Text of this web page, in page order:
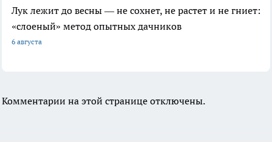
Лук лежит до весны — не сохнет, не растет и не гниет:
«слоеный» метод опытных дачников
6 августа
Комментарии на этой странице отключены.